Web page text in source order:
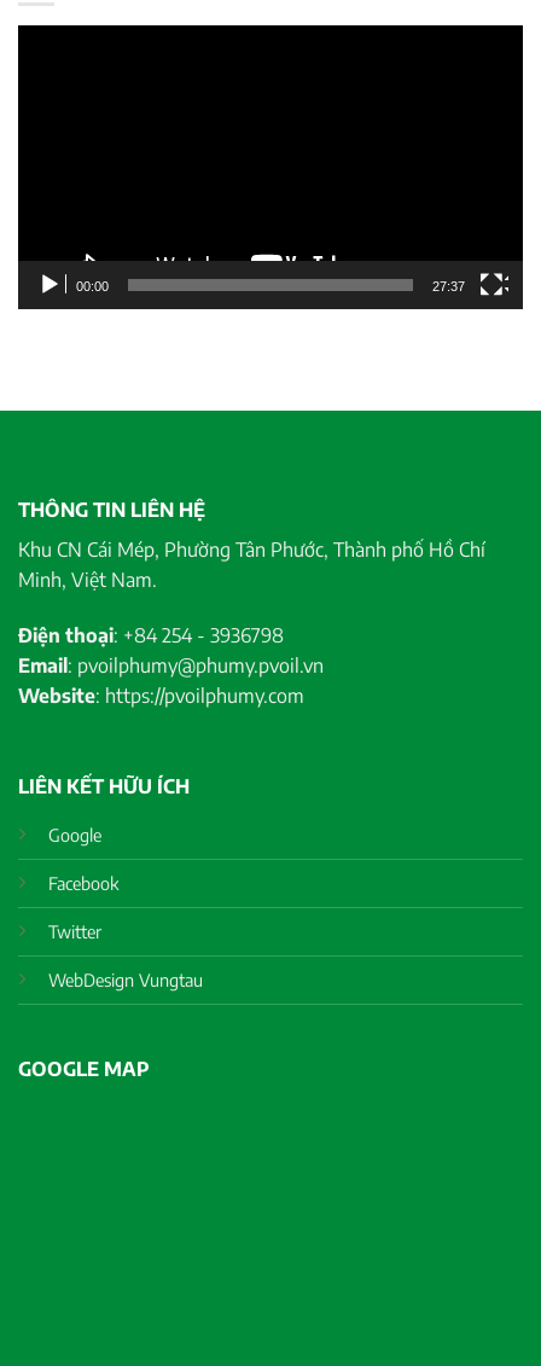
00:00 27:37
THÔNG TIN LIÊN HỆ
Khu CN Cái Mép, Phường Tân Phước, Thành phố Hồ Chí
Minh, Việt Nam.
Điện thoại: +84 254 - 3936798
Email: pvoilphumy@phumy.pvoil.vn
Website: https://pvoilphumy.com
LIÊN KẾT HỮU ÍCH
Google
Facebook
Twitter
WebDesign Vungtau
GOOGLE MAP